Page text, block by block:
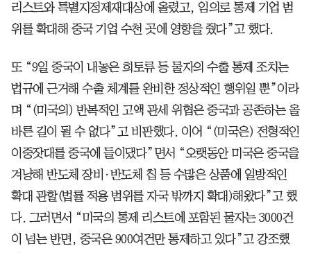
리스트와 특별지정제재대상에 올렸고, 임의로 통제 기업 범
위를 확대해 중국 기업 수천 곳에 영향을 줬다”고 했다.
또 “9일 중국이 내놓은 희토류 등 물자의 수출 통제 조치는
법규에 근거해 수출 체계를 완비한 정상적인 행위일 뿐”이라
며 “(미국의) 반복적인 고액 관세 위협은 중국과 공존하는 올
바른 길이 될 수 없다”고 비판했다. 이어 “(미국은) 전형적인
이중잣대를 중국에 들이댔다”면서 “오랫동안 미국은 중국을
겨냥해 반도체 장비·반도체 칩 등 수많은 상품에 일방적인
확대 관할(법률 적용 범위를 자국 밖까지 확대)해왔다”고 했
다. 그러면서 “미국의 통제 리스트에 포함된 물자는 3000건
이 넘는 반면, 중국은 900여건만 통제하고 있다”고 강조했